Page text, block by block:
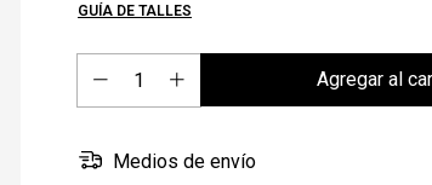
GUÍA DE TALLES
Medios de envío